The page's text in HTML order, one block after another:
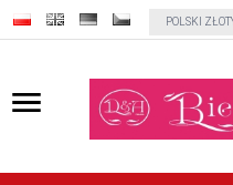
currency_h
POLSKI